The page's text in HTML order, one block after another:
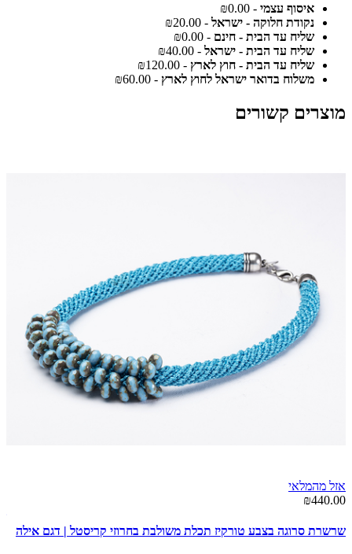
איסוף עצמי - ₪0.00
נקודת חלוקה - ישראל - ₪20.00
שליח עד הבית - חינם - ₪0.00
שליח עד הבית - ישראל - ₪40.00
שליח עד הבית - חוץ לארץ - ₪120.00
משלוח בדואר ישראל לחוץ לארץ - ₪60.00
מוצרים קשורים
אזל מהמלאי
₪440.00
שרשרת סרוגה בצבע טורקיז תכלת משולבת בחרוזי קריסטל | דגם אילה